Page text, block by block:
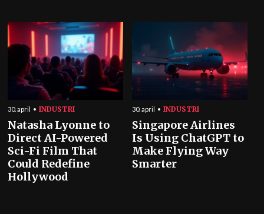
30. april INDUSTRI
Natasha Lyonne to
Direct AI-Powered
Sci-Fi Film That
Could Redefine
Hollywood
30. april INDUSTRI
Singapore Airlines
Is Using ChatGPT to
Make Flying Way
Smarter